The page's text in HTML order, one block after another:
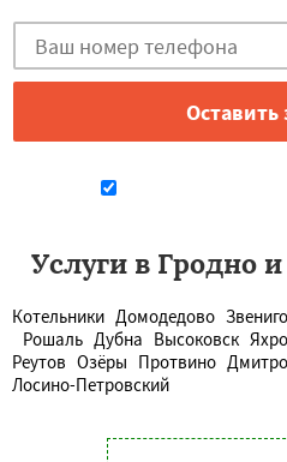
Услуги в Гродно
Котельники Домодедово
Рошаль Дубна Высоковск
Реутов Озёры Протвино
Лосино-Петровский